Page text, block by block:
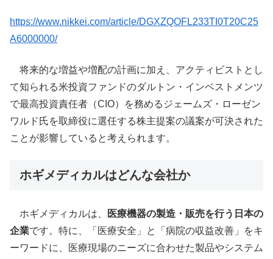
https://www.nikkei.com/article/DGXZQOFL233TI0T20C25
A6000000/
将来的な増益や増配の計画に加え、アクティビストとし
て知られる米投資ファンドのダルトン・インベストメンツ
で最高投資責任者（CIO）を務めるジェームズ・ローゼン
ワルド氏を取締役に選任する株主提案の議案が可決された
ことが影響していると考えられます。
ホギメディカルはどんな会社か
ホギメディカルは、
医療機器の製造・販売を行う日本の
企業です。特に、「医療安全」と「病院の収益改善」をキ
ーワードに、医療現場のニーズに合わせた製品やシステム